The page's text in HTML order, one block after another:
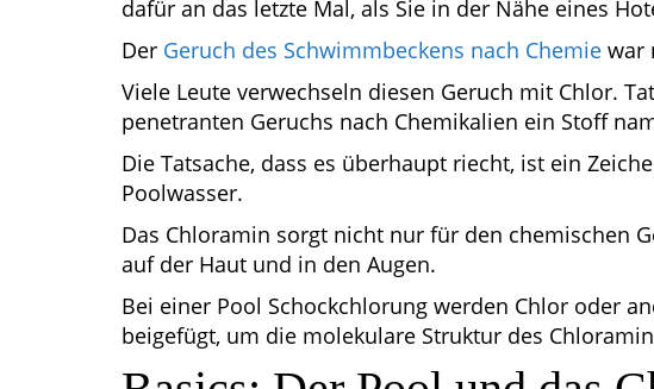
dafür an das letzte Mal, als Sie in der Nähe eines
Der Geruch des Schwimmbeckens nach Chemie war
Viele Leute verwechseln diesen Geruch mit Chlor.
penetranten Geruchs nach Chemikalien ein Stoff
Die Tatsache, dass es überhaupt riecht, ist ein
Poolwasser.
Das Chloramin sorgt nicht nur für den chemischen
auf der Haut und in den Augen.
Bei einer Pool Schockchlorung werden Chlor oder
beigefügt, um die molekulare Struktur des